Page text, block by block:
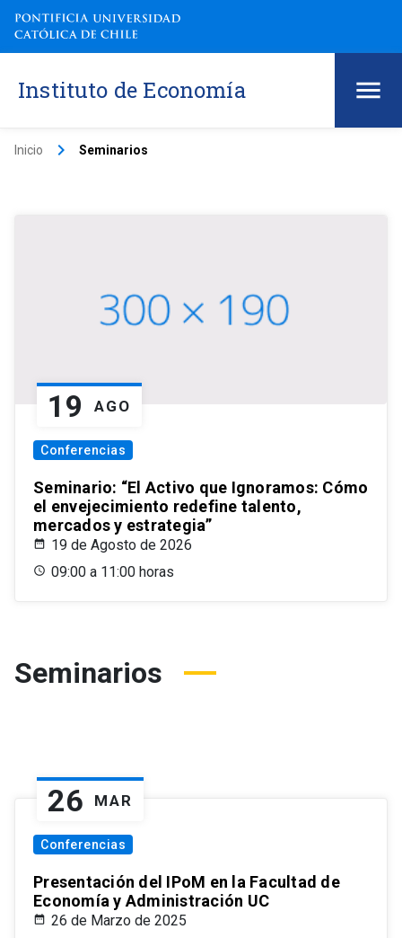
Instituto de Economía
Inicio keyboard_arrow_right Seminarios
19 AGO
Conferencias
Seminario: “El Activo que Ignoramos: Cómo
el envejecimiento redefine talento,
mercados y estrategia”
19 de Agosto de 2026
09:00 a 11:00 horas
Seminarios
26 MAR
Conferencias
Presentación del IPoM en la Facultad de
Economía y Administración UC
26 de Marzo de 2025